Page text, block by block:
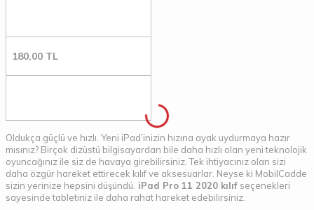
180,00 TL
Oldukça güçlü ve hızlı. Yeni iPad’inizin hızına ayak uydurmaya hazır
mısınız? Birçok dizüstü bilgisayardan bile daha hızlı olan yeni teknolojik
oyuncağınız ile siz de havaya girebilirsiniz. Tek ihtiyacınız olan sizi
daha özgür hareket ettirecek kılıf ve aksesuarlar. Neyse ki MobilCadde
sizin yerinize hepsini düşündü. iPad Pro 11 2020 kılıf seçenekleri
sayesinde tabletiniz ile daha rahat hareket edebilirsiniz.